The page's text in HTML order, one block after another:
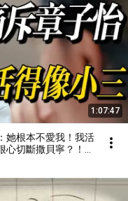
1:07:47
她根本不愛我！我活
心切斷撒貝寧？！#